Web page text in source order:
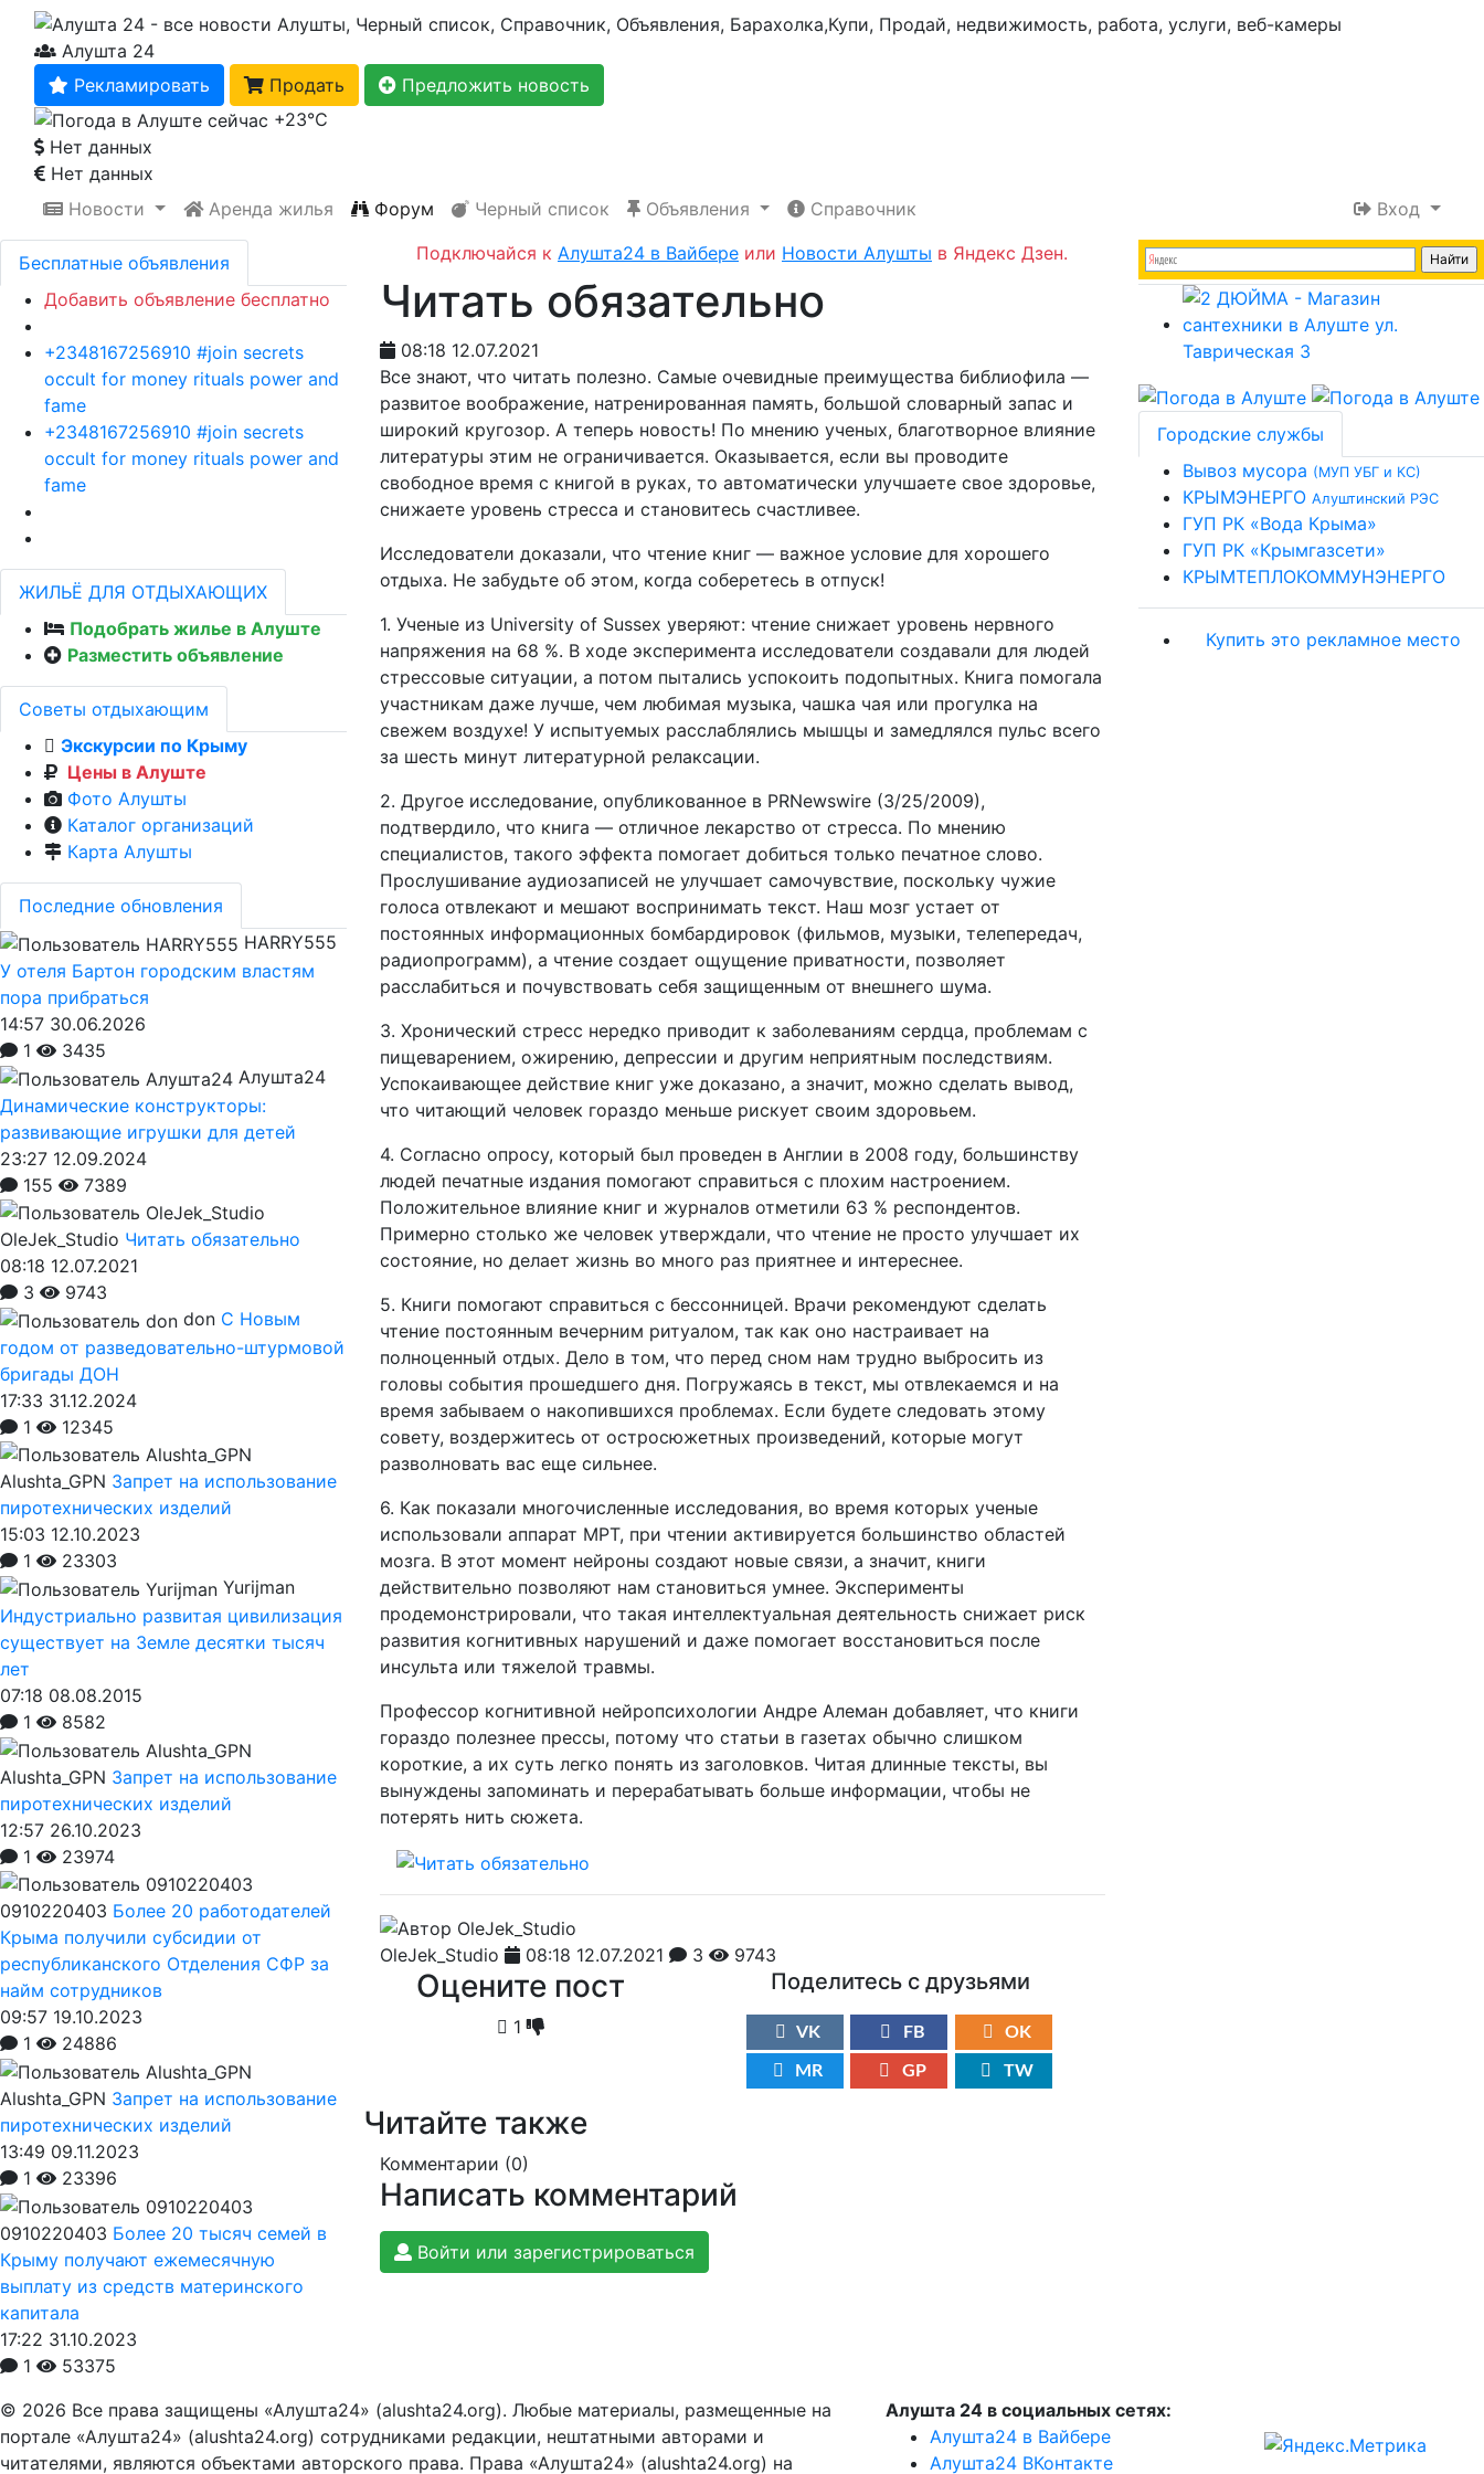
Алушта 24
Рекламировать
Продать
Предложить новость
+23℃
Нет данных
Нет данных
Новости
Аренда жилья Форум Черный список Объявления Справочник
Вход
Подключайся к Алушта24 в Вайбере или Новости Алушты в Яндекс Дзен.
Читать обязательно
08:18 12.07.2021
Все знают, что читать полезно. Самые очевидные преимущества библиофила —
развитое воображение, натренированная память, большой словарный запас и
широкий кругозор. А теперь новость! По мнению ученых, благотворное влияние
литературы этим не ограничивается. Оказывается, если вы проводите
свободное время с книгой в руках, то автоматически улучшаете свое здоровье,
снижаете уровень стресса и становитесь счастливее.
Исследователи доказали, что чтение книг — важное условие для хорошего
отдыха. Не забудьте об этом, когда соберетесь в отпуск!
1. Ученые из University of Sussex уверяют: чтение снижает уровень нервного
напряжения на 68 %. В ходе эксперимента исследователи создавали для людей
стрессовые ситуации, а потом пытались успокоить подопытных. Книга помогала
участникам даже лучше, чем любимая музыка, чашка чая или прогулка на
свежем воздухе! У испытуемых расслаблялись мышцы и замедлялся пульс всего
за шесть минут литературной релаксации.
2. Другое исследование, опубликованное в PRNewswire (3/25/2009),
подтвердило, что книга — отличное лекарство от стресса. По мнению
специалистов, такого эффекта помогает добиться только печатное слово.
Прослушивание аудиозаписей не улучшает самочувствие, поскольку чужие
голоса отвлекают и мешают воспринимать текст. Наш мозг устает от
постоянных информационных бомбардировок (фильмов, музыки, телепередач,
радиопрограмм), а чтение создает ощущение приватности, позволяет
расслабиться и почувствовать себя защищенным от внешнего шума.
3. Хронический стресс нередко приводит к заболеваниям сердца, проблемам с
пищеварением, ожирению, депрессии и другим неприятным последствиям.
Успокаивающее действие книг уже доказано, а значит, можно сделать вывод,
что читающий человек гораздо меньше рискует своим здоровьем.
4. Согласно опросу, который был проведен в Англии в 2008 году, большинству
людей печатные издания помогают справиться с плохим настроением.
Положительное влияние книг и журналов отметили 63 % респондентов.
Примерно столько же человек утверждали, что чтение не просто улучшает их
состояние, но делает жизнь во много раз приятнее и интереснее.
5. Книги помогают справиться с бессонницей. Врачи рекомендуют сделать
чтение постоянным вечерним ритуалом, так как оно настраивает на
полноценный отдых. Дело в том, что перед сном нам трудно выбросить из
головы события прошедшего дня. Погружаясь в текст, мы отвлекаемся и на
время забываем о накопившихся проблемах. Если будете следовать этому
совету, воздержитесь от остросюжетных произведений, которые могут
разволновать вас еще сильнее.
6. Как показали многочисленные исследования, во время которых ученые
использовали аппарат МРТ, при чтении активируется большинство областей
мозга. В этот момент нейроны создают новые связи, а значит, книги
действительно позволяют нам становиться умнее. Эксперименты
продемонстрировали, что такая интеллектуальная деятельность снижает риск
развития когнитивных нарушений и даже помогает восстановиться после
инсульта или тяжелой травмы.
Профессор когнитивной нейропсихологии Андре Алеман добавляет, что книги
гораздо полезнее прессы, потому что статьи в газетах обычно слишком
короткие, а их суть легко понять из заголовков. Читая длинные тексты, вы
вынуждены запоминать и перерабатывать больше информации, чтобы не
потерять нить сюжета.
OleJek_Studio 08:18 12.07.2021 3 9743
Оцените пост
1
Поделитесь с друзьями
VK FB OK
MR GP TW
Читайте также
Комментарии (0)
Написать комментарий
Войти или зарегистрироваться
Бесплатные объявления
Добавить объявление бесплатно
+2348167256910 #join secrets
occult for money rituals power and
fame
+2348167256910 #join secrets
occult for money rituals power and
fame
ЖИЛЬЁ ДЛЯ ОТДЫХАЮЩИХ
Подобрать жилье в Алуште
Разместить объявление
Советы отдыхающим
Экскурсии по Крыму
Цены в Алуште
Фото Алушты
Каталог организаций
Карта Алушты
Последние обновления
HARRY555
У отеля Бартон городским властям
пора прибраться
14:57 30.06.2026
1
3435
Алушта24
Динамические конструкторы:
развивающие игрушки для детей
23:27 12.09.2024
155
7389
OleJek_Studio Читать обязательно
08:18 12.07.2021
3
9743
don С Новым
годом от разведовательно-штурмовой
бригады ДОН
17:33 31.12.2024
1
12345
Alushta_GPN Запрет на использование
пиротехнических изделий
15:03 12.10.2023
1
23303
Yurijman
Индустриально развитая цивилизация
существует на Земле десятки тысяч
лет
07:18 08.08.2015
1
8582
Alushta_GPN Запрет на использование
пиротехнических изделий
12:57 26.10.2023
1
23974
0910220403 Более 20 работодателей
Крыма получили субсидии от
республиканского Отделения СФР за
найм сотрудников
09:57 19.10.2023
1
24886
Alushta_GPN Запрет на использование
пиротехнических изделий
13:49 09.11.2023
1
23396
0910220403 Более 20 тысяч семей в
Крыму получают ежемесячную
выплату из средств материнского
капитала
17:22 31.10.2023
1
53375
Городские службы
Вывоз мусора (МУП УБГ и КС)
КРЫМЭНЕРГО Алуштинский РЭС
ГУП РК «Вода Крыма»
ГУП РК «Крымгазсети»
КРЫМТЕПЛОКОММУНЭНЕРГО
Купить это рекламное место
© 2026 Все права защищены «Алушта24» (alushta24.org). Любые материалы, размещенные на
портале «Алушта24» (alushta24.org) сотрудниками редакции, нештатными авторами и
читателями, являются объектами авторского права. Права «Алушта24» (alushta24.org) на
Алушта 24 в социальных сетях:
Алушта24 в Вайбере
Алушта24 ВКонтакте